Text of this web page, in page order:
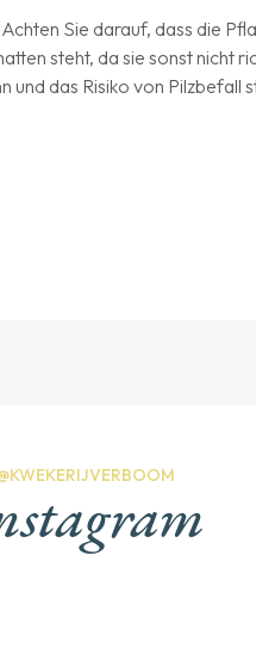
Sie darauf, dass die
steht, da sie sonst nicht
und das Risiko von Pilzbefall